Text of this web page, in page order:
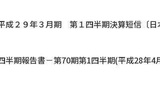
成２９年３月期 第１四半期決算短信〔日
半期報告書－第70期第1四半期(平成28年4